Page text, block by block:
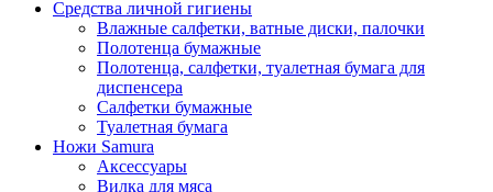
Средства личной гигиены
Влажные салфетки, ватные диски, палочки
Полотенца бумажные
Полотенца, салфетки, туалетная бумага для
диспенсера
Салфетки бумажные
Туалетная бумага
Ножи Samura
Аксессуары
Вилка для мяса